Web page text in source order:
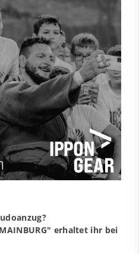
erhaltet ihr bei